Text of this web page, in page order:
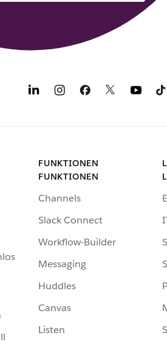
FUNKTIONEN
FUNKTIONEN
Channels
Slack Connect
Workflow-Builder
Messaging
Huddles
Canvas
Listen